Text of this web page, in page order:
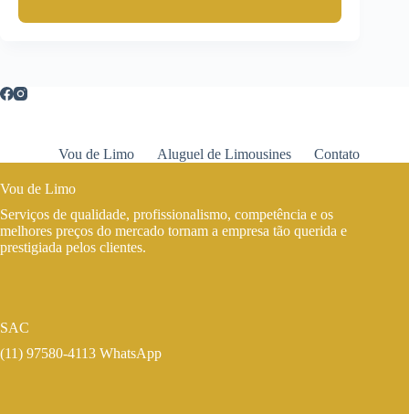
Vou de Limo Aluguel de Limousines Contato
Vou de Limo
Serviços de qualidade, profissionalismo, competência e os
melhores preços do mercado tornam a empresa tão querida e
prestigiada pelos clientes.
SAC
(11) 97580-4113 WhatsApp